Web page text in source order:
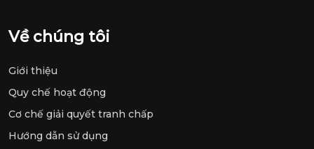
Về chúng tôi
Giới thiệu
Quy chế hoạt động
Cơ chế giải quyết tranh chấp
Hướng dẫn sử dụng